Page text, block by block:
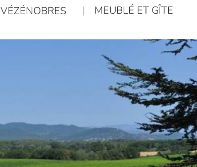
VÉZÉNOBRES | MEUBLÉ ET GÎTE